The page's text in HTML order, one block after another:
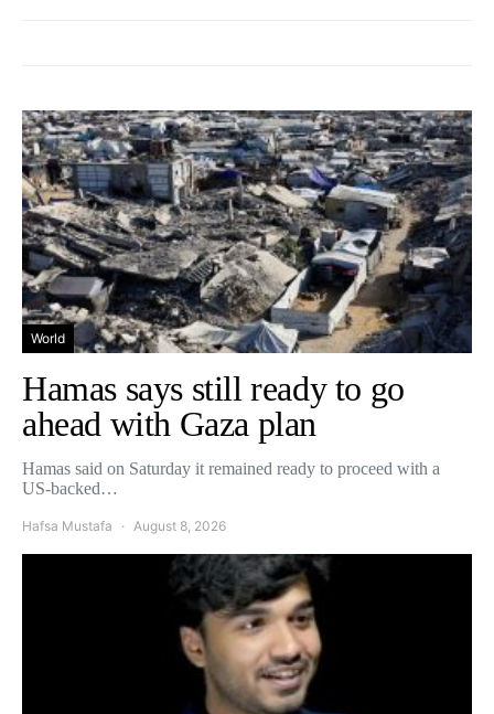
World
Hamas says still ready to go
ahead with Gaza plan
Hamas said on Saturday it remained ready to proceed with a
US-backed…
Hafsa Mustafa August 8, 2026